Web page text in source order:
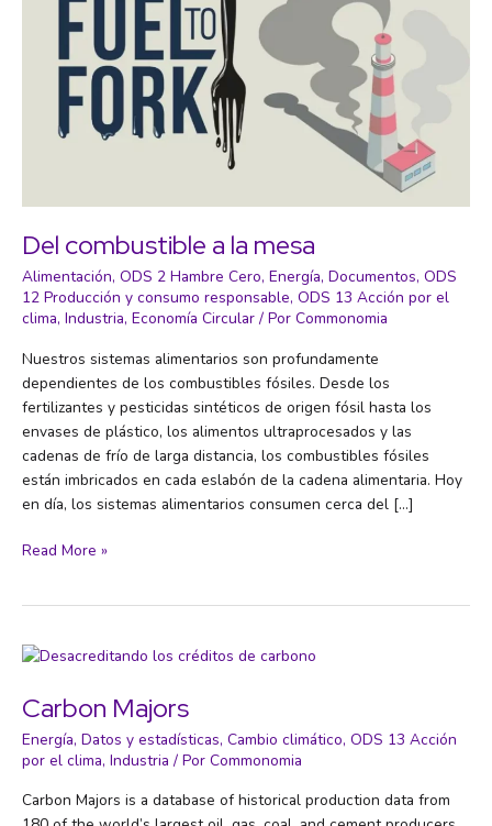
Del combustible a la mesa
Alimentación, ODS 2 Hambre Cero, Energía, Documentos, ODS
12 Producción y consumo responsable, ODS 13 Acción por el
clima, Industria, Economía Circular / Por Commonomia
Nuestros sistemas alimentarios son profundamente
dependientes de los combustibles fósiles. Desde los
fertilizantes y pesticidas sintéticos de origen fósil hasta los
envases de plástico, los alimentos ultraprocesados y las
cadenas de frío de larga distancia, los combustibles fósiles
están imbricados en cada eslabón de la cadena alimentaria. Hoy
en día, los sistemas alimentarios consumen cerca del […]
Del
mesa
Read More »
Carbon Majors
Energía, Datos y estadísticas, Cambio climático, ODS 13 Acción
por el clima, Industria / Por Commonomia
Carbon Majors is a database of historical production data from